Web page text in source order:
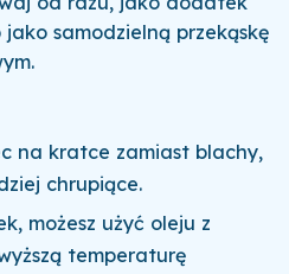
jako samodzielną przekąskę
na kratce zamiast blachy,
chrupiące.
możesz użyć oleju z
temperaturę